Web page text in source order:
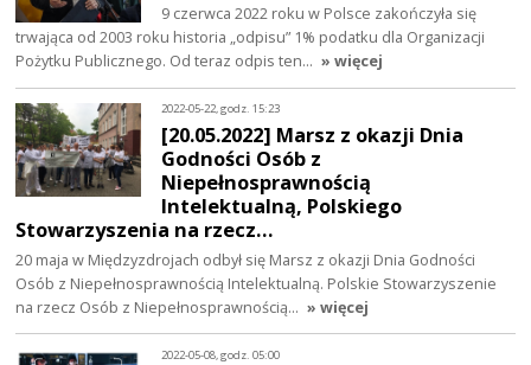
9 czerwca 2022 roku w Polsce zakończyła się
trwająca od 2003 roku historia „odpisu” 1% podatku dla Organizacji
Pożytku Publicznego. Od teraz odpis ten… » więcej
2022-05-22, godz. 15:23
[20.05.2022] Marsz z okazji Dnia
Godności Osób z
Niepełnosprawnością
Intelektualną, Polskiego
Stowarzyszenia na rzecz…
20 maja w Międzyzdrojach odbył się Marsz z okazji Dnia Godności
Osób z Niepełnosprawnością Intelektualną. Polskie Stowarzyszenie
na rzecz Osób z Niepełnosprawnością… » więcej
2022-05-08, godz. 05:00